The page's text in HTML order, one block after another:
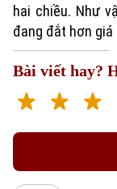
hai chiều. Như
đang đắt hơn
Bài viết hay?